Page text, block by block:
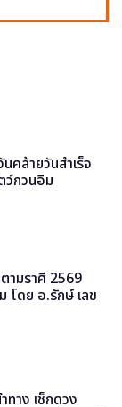
คล้ายวันสำเร็จ
ว์กวนอิม
ามราศี 2569
โดย อ.รักษ์ เลข
ทาง เช็กดวง